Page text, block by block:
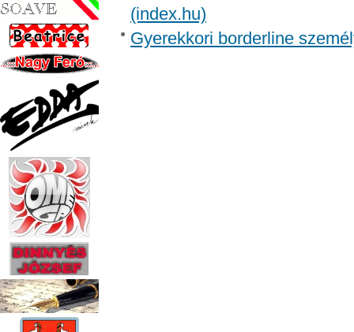
(index.hu)
Gyerekkori borderline